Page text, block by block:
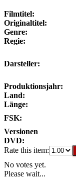
Filmtitel:
Originaltitel:
Genre:
Regie:
Darsteller:
Produktionsjahr:
Land:
Länge:
FSK:
Versionen
DVD:
Rate this item:
No votes yet.
Please wait...